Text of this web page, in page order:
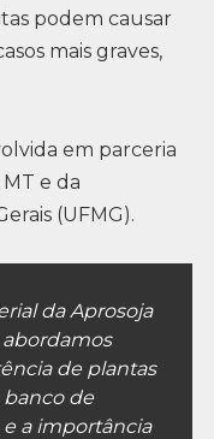
podem causar
mais graves,
em parceria
e da
(UFMG).
da Aprosoja
abordamos
de plantas
de
a importância